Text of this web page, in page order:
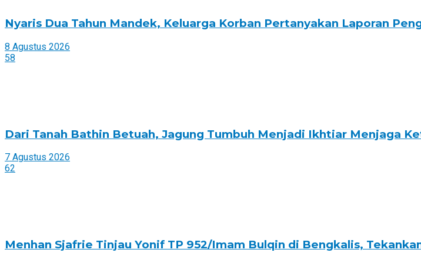
Nyaris Dua Tahun Mandek, Keluarga Korban Pertanyakan Laporan
8 Agustus 2026
58
Dari Tanah Bathin Betuah, Jagung Tumbuh Menjadi Ikhtiar Menjaga
7 Agustus 2026
62
Menhan Sjafrie Tinjau Yonif TP 952/Imam Bulqin di Bengkalis,